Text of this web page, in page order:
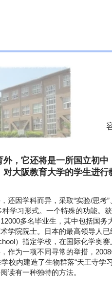
外，它还将是一所国立初中
大阪教育大学的学生进行
还因学科而异，采取“实验/思考”
种学习形式。一个特殊的功能。
多名毕业生，其中包括国务
学院院士。日本的最高领导人
）指定学校，在国际化学奥
作为一项不同寻常的举措，
校内建造了生物群落“天王寺学习
读有一种独特的方法。